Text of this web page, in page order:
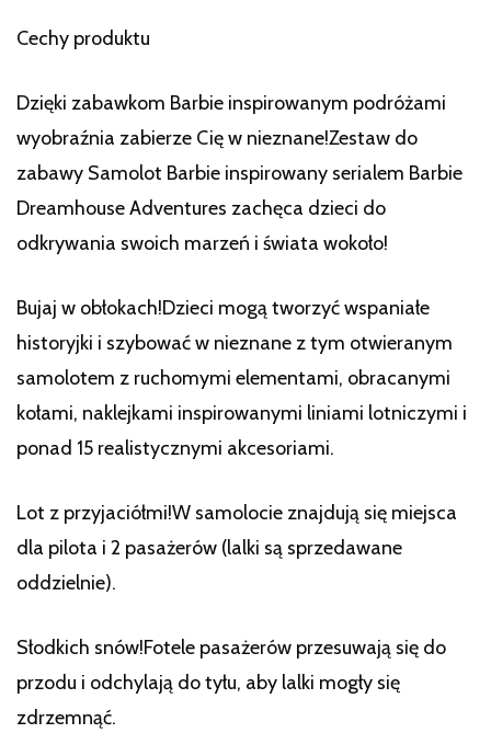
Cechy produktu
Dzięki zabawkom Barbie inspirowanym podróżami
wyobraźnia zabierze Cię w nieznane!Zestaw do
zabawy Samolot Barbie inspirowany serialem Barbie
Dreamhouse Adventures zachęca dzieci do
odkrywania swoich marzeń i świata wokoło!
Bujaj w obłokach!Dzieci mogą tworzyć wspaniałe
historyjki i szybować w nieznane z tym otwieranym
samolotem z ruchomymi elementami, obracanymi
kołami, naklejkami inspirowanymi liniami lotniczymi i
ponad 15 realistycznymi akcesoriami.
Lot z przyjaciółmi!W samolocie znajdują się miejsca
dla pilota i 2 pasażerów (lalki są sprzedawane
oddzielnie).
Słodkich snów!Fotele pasażerów przesuwają się do
przodu i odchylają do tyłu, aby lalki mogły się
zdrzemnąć.